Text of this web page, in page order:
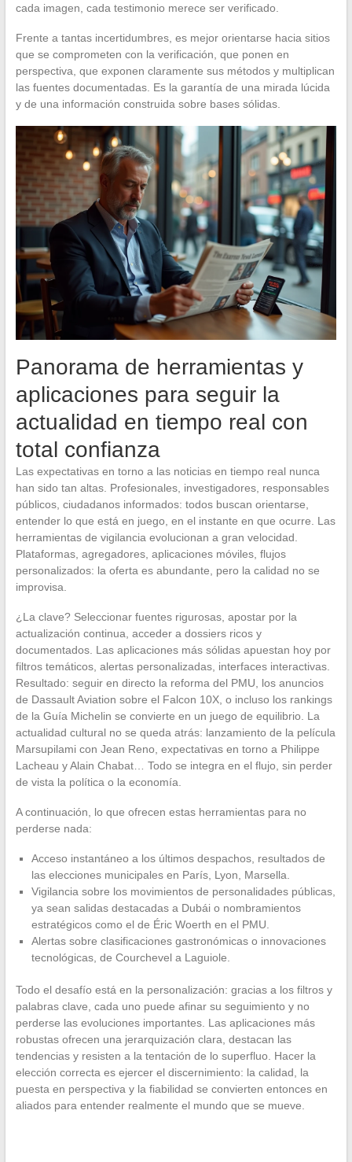
cada imagen, cada testimonio merece ser verificado.
Frente a tantas incertidumbres, es mejor orientarse hacia sitios
que se comprometen con la verificación, que ponen en
perspectiva, que exponen claramente sus métodos y multiplican
las fuentes documentadas. Es la garantía de una mirada lúcida
y de una información construida sobre bases sólidas.
Panorama de herramientas y
aplicaciones para seguir la
actualidad en tiempo real con
total confianza
Las expectativas en torno a las noticias en tiempo real nunca
han sido tan altas. Profesionales, investigadores, responsables
públicos, ciudadanos informados: todos buscan orientarse,
entender lo que está en juego, en el instante en que ocurre. Las
herramientas de vigilancia evolucionan a gran velocidad.
Plataformas, agregadores, aplicaciones móviles, flujos
personalizados: la oferta es abundante, pero la calidad no se
improvisa.
¿La clave? Seleccionar fuentes rigurosas, apostar por la
actualización continua, acceder a dossiers ricos y
documentados. Las aplicaciones más sólidas apuestan hoy por
filtros temáticos, alertas personalizadas, interfaces interactivas.
Resultado: seguir en directo la reforma del PMU, los anuncios
de Dassault Aviation sobre el Falcon 10X, o incluso los rankings
de la Guía Michelin se convierte en un juego de equilibrio. La
actualidad cultural no se queda atrás: lanzamiento de la película
Marsupilami con Jean Reno, expectativas en torno a Philippe
Lacheau y Alain Chabat… Todo se integra en el flujo, sin perder
de vista la política o la economía.
A continuación, lo que ofrecen estas herramientas para no
perderse nada:
Acceso instantáneo a los últimos despachos, resultados de
las elecciones municipales en París, Lyon, Marsella.
Vigilancia sobre los movimientos de personalidades públicas,
ya sean salidas destacadas a Dubái o nombramientos
estratégicos como el de Éric Woerth en el PMU.
Alertas sobre clasificaciones gastronómicas o innovaciones
tecnológicas, de Courchevel a Laguiole.
Todo el desafío está en la personalización: gracias a los filtros y
palabras clave, cada uno puede afinar su seguimiento y no
perderse las evoluciones importantes. Las aplicaciones más
robustas ofrecen una jerarquización clara, destacan las
tendencias y resisten a la tentación de lo superfluo. Hacer la
elección correcta es ejercer el discernimiento: la calidad, la
puesta en perspectiva y la fiabilidad se convierten entonces en
aliados para entender realmente el mundo que se mueve.